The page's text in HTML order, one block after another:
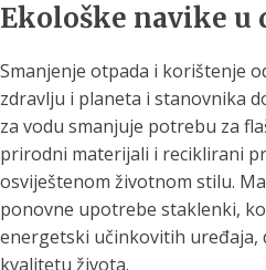
Ekološke navike u
Smanjenje otpada i korištenje
zdravlju i planeta i stanovnika
za vodu smanjuje potrebu za
prirodni materijali i reciklirani
osviještenom životnom stilu.
ponovne upotrebe staklenki,
energetski učinkovitih
kvalitetu života.